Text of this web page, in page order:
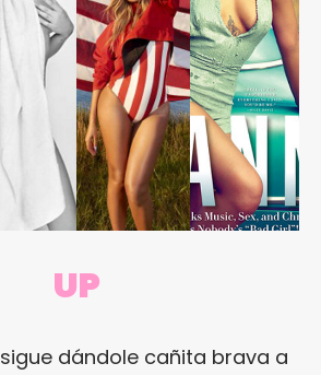
UP
sigue dándole cañita brava a